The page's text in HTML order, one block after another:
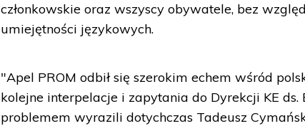
członkowskie oraz wszyscy obywatele, bez
umiejętności językowych.
"Apel PROM odbił się szerokim echem wśród
kolejne interpelacje i zapytania do Dyrekcji KE
problemem wyrazili dotychczas Tadeusz